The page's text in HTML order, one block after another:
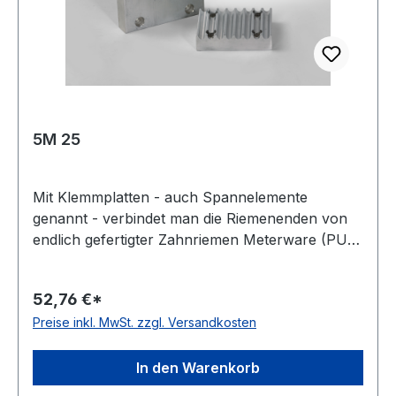
5M 25
Mit Klemmplatten - auch Spannelemente
genannt - verbindet man die Riemenenden von
endlich gefertigter Zahnriemen Meterware (PU
bei Positioniersystemen oder auch in der
Transporttechnik. Gewicht: 0,03 kgkg
Riemenbreite: 25 mmmm Breite: 44 mmmm
Länge: 41,8 mmmm Hersteller: ConCar Material:
52,76 €*
Preise inkl. MwSt. zzgl. Versandkosten
In den Warenkorb